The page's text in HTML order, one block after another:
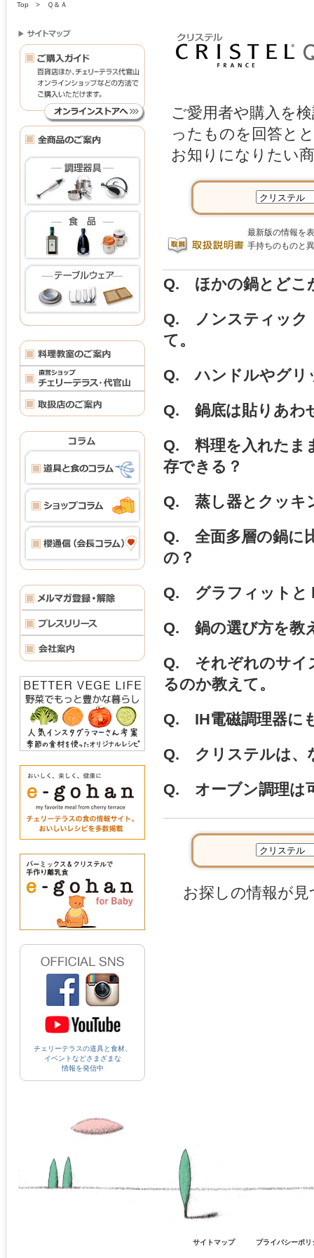
Top > Ｑ＆Ａ
チェリーテラスの道具と食材、
イベントなどさまざまな
情報を発信中
ご愛用者や購入を
ったものを回答と
お知りになりたい
最新版の情報を
手持ちのものと
Q. ほかの鍋とどこ
Q. ノンスティック
て。
Q. ハンドルやグリ
Q. 鍋底は貼りあわ
Q. 料理を入れたま
存できる？
Q. 蒸し器とクッキ
Q. 全面多層の鍋に
の？
Q. グラフィットと
Q. 鍋の選び方を教
Q. それぞれのサイ
るのか教えて。
Q. IH電磁調理器に
Q. クリステルは、
Q. オーブン調理は
お探しの情報が
サイトマップ プライバシーポリ